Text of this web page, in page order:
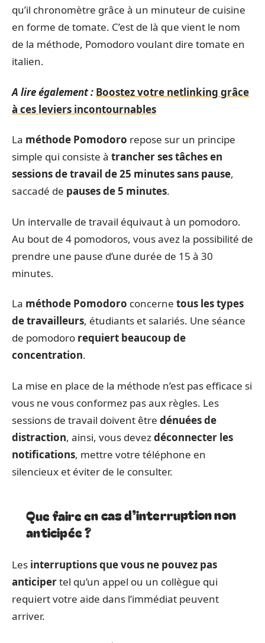
qu’il chronomètre grâce à un minuteur de cuisine
en forme de tomate. C’est de là que vient le nom
de la méthode, Pomodoro voulant dire tomate en
italien.
A lire également : Boostez votre netlinking grâce
à ces leviers incontournables
La méthode Pomodoro repose sur un principe
simple qui consiste à trancher ses tâches en
sessions de travail de 25 minutes sans pause,
saccadé de pauses de 5 minutes.
Un intervalle de travail équivaut à un pomodoro.
Au bout de 4 pomodoros, vous avez la possibilité de
prendre une pause d’une durée de 15 à 30
minutes.
La méthode Pomodoro concerne tous les types
de travailleurs, étudiants et salariés. Une séance
de pomodoro requiert beaucoup de
concentration.
La mise en place de la méthode n’est pas efficace si
vous ne vous conformez pas aux règles. Les
sessions de travail doivent être dénuées de
distraction, ainsi, vous devezdéconnecter les
notifications, mettre votre téléphone en
silencieux et éviter de le consulter.
Que faire en cas d’interruption non
anticipée ?
Les interruptions que vous ne pouvez pas
anticipertel qu’un appel ou un collègue qui
requiert votre aide dans l’immédiat peuvent
arriver.